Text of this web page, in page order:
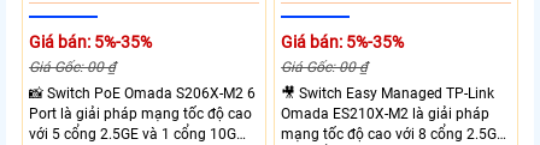
Giá bán: 5%-35%
Giá Gốc: 00 ₫
📸 Switch PoE Omada S206X-M2 6
Port là giải pháp mạng tốc độ cao
với 5 cổng 2.5GE và 1 cổng 10G
Giá bán: 5%-35%
Giá Gốc: 00 ₫
🎥 Switch Easy Managed TP-Link
Omada ES210X-M2 là giải pháp
mạng tốc độ cao với 8 cổng 2.5GE